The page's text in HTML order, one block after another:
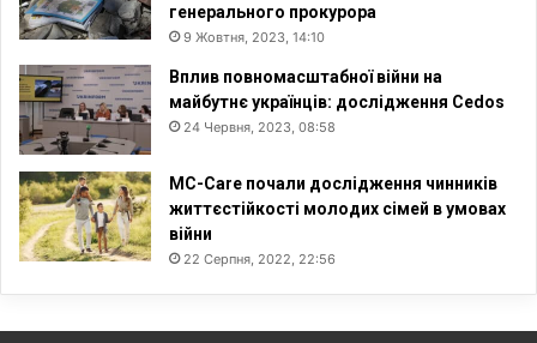
генерального прокурора
9 Жовтня, 2023, 14:10
Вплив повномасштабної війни на
майбутнє українців: дослідження Cedos
24 Червня, 2023, 08:58
MC-Care почали дослідження чинників
життєстійкості молодих сімей в умовах
війни
22 Серпня, 2022, 22:56